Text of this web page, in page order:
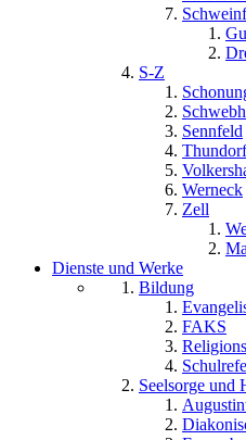
S-Z
Sennfeld
Thundorf
Werneck
Zell
Dienste und Werke
Bildung
FAKS
Seelsorge und